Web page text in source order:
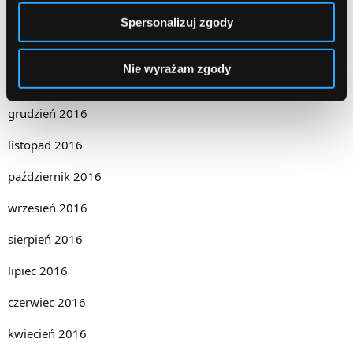
Spersonalizuj zgody
Nie wyrażam zgody
luty 2017
grudzień 2016
listopad 2016
październik 2016
wrzesień 2016
sierpień 2016
lipiec 2016
czerwiec 2016
kwiecień 2016